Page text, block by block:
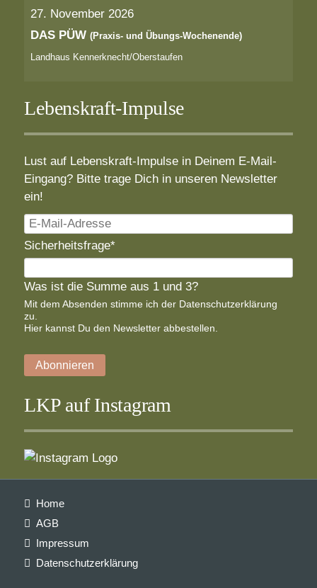
27. November 2026
DAS PÜW(Praxis- und Übungs-Wochenende)
Landhaus Kennerknecht/Oberstaufen
Lebenskraft-Impulse
Lust auf Lebenskraft-Impulse in Deinem E-Mail-
Eingang? Bitte trage Dich in unseren Newsletter
ein!
E-
Mail-
Adresse
Pflichtfeld
Sicherheitsfrage*
Was ist die Summe aus 1 und 3?
Mit dem Absenden stimme ich der Datenschutzerklärung
zu.
Hier kannst Du den Newsletter abbestellen.
Abonnieren
LKP auf Instagram
Navigation
Home
AGB
Impressum
Datenschutzerklärung